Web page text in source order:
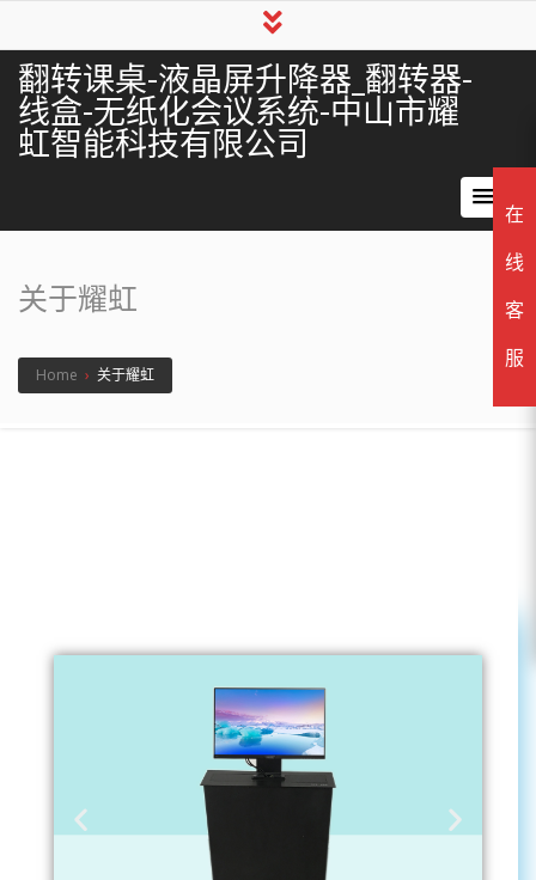
翻转课桌-液晶屏升降器_翻转器-
线盒-无纸化会议系统-中山市耀
虹智能科技有限公司
关于耀虹
Home › 关于耀虹
在
线
客
服